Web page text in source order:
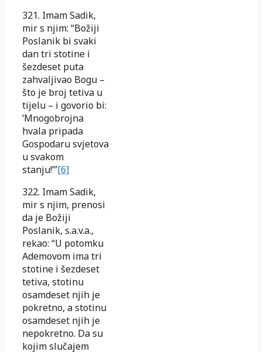
321. Imam Sadik,
mir s njim: “Božiji
Poslanik bi svaki
dan tri stotine i
šezdeset puta
zahvaljivao Bogu –
što je broj tetiva u
tijelu – i govorio bi:
‘Mnogobrojna
hvala pripada
Gospodaru svjetova
u svakom
stanju!’”[6]
322. Imam Sadik,
mir s njim, prenosi
da je Božiji
Poslanik, s.a.v.a.,
rekao: “U potomku
Ademovom ima tri
stotine i šezdeset
tetiva, stotinu
osamdeset njih je
pokretno, a stotinu
osamdeset njih je
nepokretno. Da su
kojim slučajem